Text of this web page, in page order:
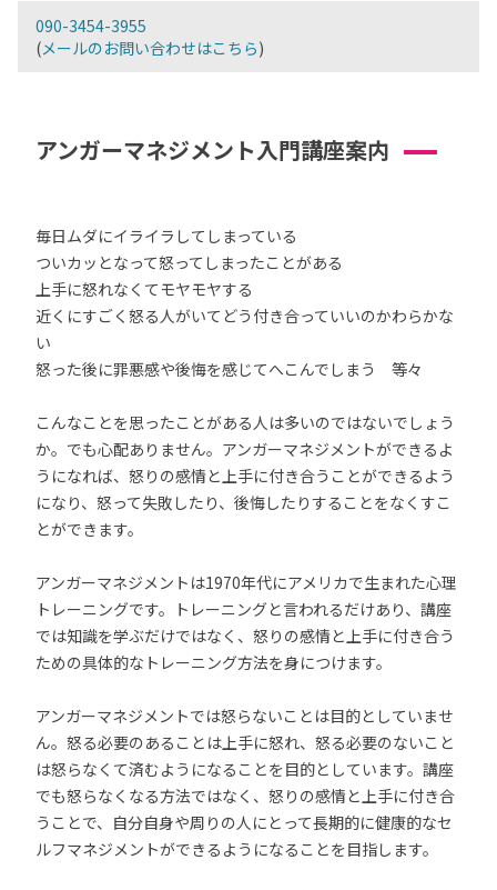
090-3454-3955
(メールのお問い合わせはこちら)
アンガーマネジメント入門講座案内
毎日ムダにイライラしてしまっている
ついカッとなって怒ってしまったことがある
上手に怒れなくてモヤモヤする
近くにすごく怒る人がいてどう付き合っていいのかわらかな
い
怒った後に罪悪感や後悔を感じてへこんでしまう 等々
こんなことを思ったことがある人は多いのではないでしょう
か。でも心配ありません。アンガーマネジメントができるよ
うになれば、怒りの感情と上手に付き合うことができるよう
になり、怒って失敗したり、後悔したりすることをなくすこ
とができます。
アンガーマネジメントは1970年代にアメリカで生まれた心理
トレーニングです。トレーニングと言われるだけあり、講座
では知識を学ぶだけではなく、怒りの感情と上手に付き合う
ための具体的なトレーニング方法を身につけます。
アンガーマネジメントでは怒らないことは目的としていませ
ん。怒る必要のあることは上手に怒れ、怒る必要のないこと
は怒らなくて済むようになることを目的としています。講座
でも怒らなくなる方法ではなく、怒りの感情と上手に付き合
うことで、自分自身や周りの人にとって長期的に健康的なセ
ルフマネジメントができるようになることを目指します。